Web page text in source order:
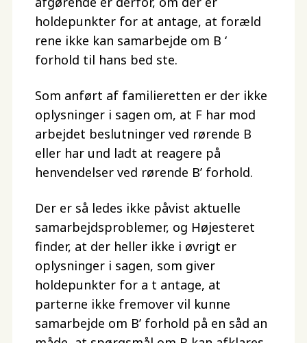
holdepunkter for at antage, at foræld
rene ikke kan samarbejde om B ‘
forhold til hans bed ste.
Som anført af familieretten er der ikke
oplysninger i sagen om, at F har mod
arbejdet beslutninger ved rørende B
eller har und ladt at reagere på
henvendelser ved rørende B’ forhold.
Der er så ledes ikke påvist aktuelle
samarbejdsproblemer, og Højesteret
finder, at der heller ikke i øvrigt er
oplysninger i sagen, som giver
holdepunkter for a t antage, at
parterne ikke fremover vil kunne
samarbejde om B’ forhold på en såd an